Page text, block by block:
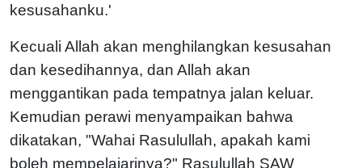
kesusahanku.'
Kecuali Allah akan menghilangkan kesusahan
dan kesedihannya, dan Allah akan
menggantikan pada tempatnya jalan keluar.
Kemudian perawi menyampaikan bahwa
dikatakan, "Wahai Rasulullah, apakah kami
boleh mempelajarinya?" Rasulullah SAW